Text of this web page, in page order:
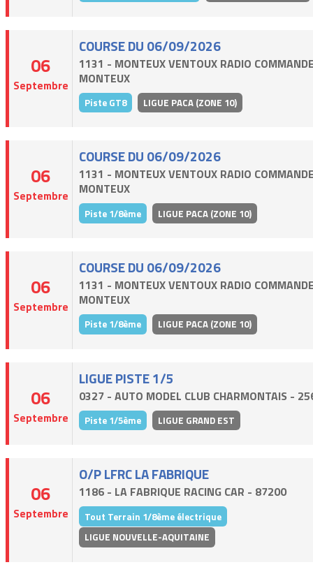
06
Septembre
COURSE DU 06/09/2026
1131 - MONTEUX VENTOUX RADIO
MONTEUX
Piste GT8 LIGUE PACA (ZONE 10)
06
Septembre
COURSE DU 06/09/2026
1131 - MONTEUX VENTOUX RADIO
MONTEUX
Piste 1/8ème LIGUE PACA (ZONE 10)
06
Septembre
COURSE DU 06/09/2026
1131 - MONTEUX VENTOUX RADIO
MONTEUX
Piste 1/8ème LIGUE PACA (ZONE 10)
06
Septembre
LIGUE PISTE 1/5
0327 - AUTO MODEL CLUB CHARMONTAIS -
Piste 1/5ème LIGUE GRAND EST
06
Septembre
O/P LFRC LA FABRIQUE
1186 - LA FABRIQUE RACING CAR - 87200
Tout Terrain 1/8ème électrique
LIGUE NOUVELLE-AQUITAINE